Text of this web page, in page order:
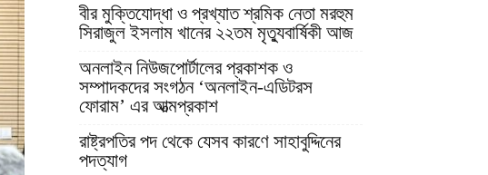
বীর মুক্তিযোদ্ধা ও প্রখ্যাত শ্রমিক নেতা মরহুম
সিরাজুল ইসলাম খানের ২২তম মৃত্যুবার্ষিকী আজ
অনলাইন নিউজপোর্টালের প্রকাশক ও
সম্পাদকদের সংগঠন ‘অনলাইন-এডিটরস
ফোরাম’ এর আত্মপ্রকাশ
রাষ্ট্রপতির পদ থেকে যেসব কারণে সাহাবুদ্দিনের
পদত্যাগ